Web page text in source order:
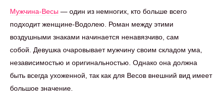
Мужчина-Весы — один из немногих, кто больше всего
подходит женщине-Водолею. Роман между этими
воздушными знаками начинается ненавязчиво, сам
собой. Девушка очаровывает мужчину своим складом ума,
независимостью и оригинальностью. Однако она должна
быть всегда ухоженной, так как для Весов внешний вид имеет
большое значение.